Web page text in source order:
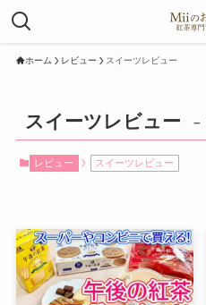
ホーム レビュー スイーツレビュー
スイーツレビュー –
レビュー スイーツレビュー